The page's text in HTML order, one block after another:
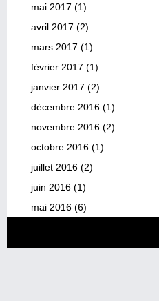
mai 2017 (1)
avril 2017 (2)
mars 2017 (1)
février 2017 (1)
janvier 2017 (2)
décembre 2016 (1)
novembre 2016 (2)
octobre 2016 (1)
juillet 2016 (2)
juin 2016 (1)
mai 2016 (6)